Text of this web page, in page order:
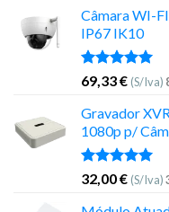
Câmara WI-
IP67 IK10
Avaliação
5.00
de 5
69,33€ (S/Iva)
Gravador
1080p p/
Avaliação
5.00
de 5
32,00€ (S/Iva)